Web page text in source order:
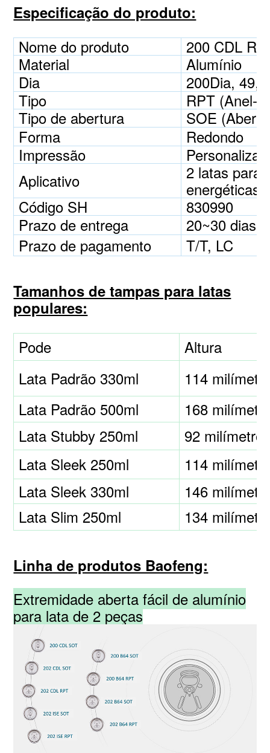
Especificação do produto:
Nome do produto
200 CDL
Material
Alumínio
Dia
200Dia,
Tipo
RPT (Anel-
Tipo de abertura
SOE
Forma
Redondo
Impressão
Aplicativo
2 latas para
Código SH
830990
Prazo de entrega
20~30 dias
Prazo de pagamento
T/T, LC
Tamanhos de tampas para latas
populares:
Pode
Altura
Lata Padrão 330ml
114
Lata Padrão 500ml
168
Lata Stubby 250ml
92
Lata Sleek 250ml
114
Lata Sleek 330ml
146
Lata Slim 250ml
134
Linha de produtos Baofeng:
Extremidade aberta fácil de alumínio
para lata de 2 peças